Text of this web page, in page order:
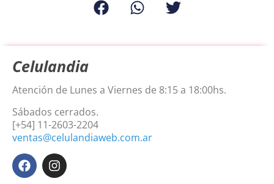
Celulandia
Atención de Lunes a Viernes de 8:15 a 18:00hs.
Sábados cerrados.
[+54] 11-2603-2204
ventas@celulandiaweb.com.ar